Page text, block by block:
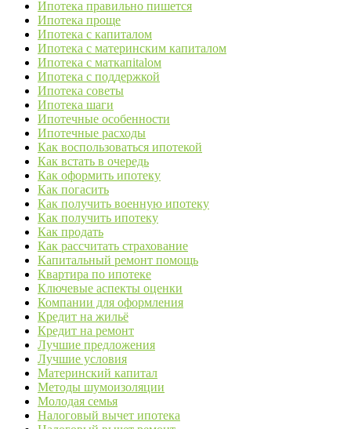
Ипотека правильно пишется
Ипотека проще
Ипотека с капиталом
Ипотека с материнским капиталом
Ипотека с маткапitalом
Ипотека с поддержкой
Ипотека советы
Ипотека шаги
Ипотечные особенности
Ипотечные расходы
Как воспользоваться ипотекой
Как встать в очередь
Как оформить ипотеку
Как погасить
Как получить военную ипотеку
Как получить ипотеку
Как продать
Как рассчитать страхование
Капитальный ремонт помощь
Квартира по ипотеке
Ключевые аспекты оценки
Компании для оформления
Кредит на жильё
Кредит на ремонт
Лучшие предложения
Лучшие условия
Материнский капитал
Методы шумоизоляции
Молодая семья
Налоговый вычет ипотека